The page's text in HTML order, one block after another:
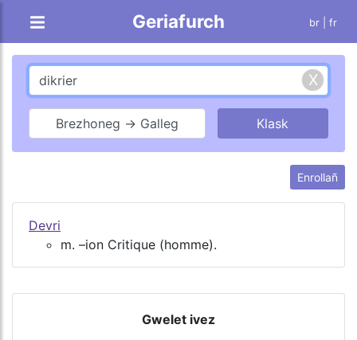
Geriafurch br | fr
Brezhoneg → Galleg
Enrollañ
Devri
m. –ion Critique (homme).
Gwelet ivez